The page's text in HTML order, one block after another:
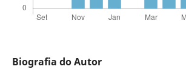
Biografia do Autor